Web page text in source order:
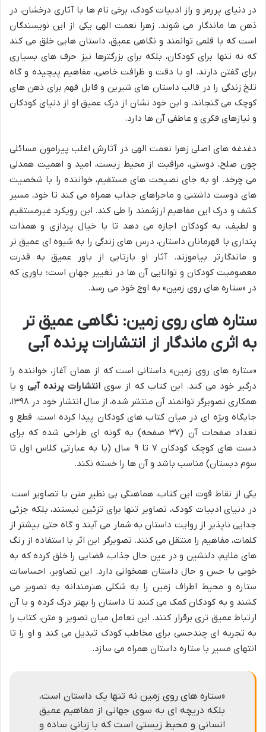
در دنیای پررمز و راز ادبیات کودک، برخی نام ها با آثاری درخشان، در
ذهن ها ماندگار می شوند. زهرا نعمت الهی یکی از این نویسندگان
است که با قلمی توانمند و نگاهی عمیق، داستان هایی خلق می کند
که نه تنها برای کودکان، بلکه برای بزرگترها نیز حرف های بسیاری
برای گفتن دارند. او با دقت و ظرافت خاصی، مفاهیم پیچیده و گاه
تلخ زندگی را در قالب داستان های شیرین و قابل فهم برای ذهن های
کوچک می گنجاند، و این خود نشان از درک عمیق او از دنیای کودکان
و نیازهای فکری و عاطفی آن ها دارد.
دغدغه های اصلی زهرا نعمت الهی در آثارش اغلب پیرامون مسائلی
چون صلح، دوستی، مراقبت از محیط زیست، امید و اهمیت همدلی
می چرخد. او به جای نصیحت های مستقیم، خواننده را با شخصیت
های دوست داشتنی و ماجراهای جذاب همراه می کند تا خود، مسیر
کشف و درک این مفاهیم ارزشمند را طی کند. این رویکرد غیرمستقیم
و لطیف، به کودکان اجازه می دهد تا با خیال پردازی و همذات
پنداری با قهرمانان داستان، درس های زندگی را به شیوه ای عمیق تر
و ماندگارتر بیاموزند. آثار او بازتابی از باور عمیق به قدرت
معصومیت کودکان و توانایی آن ها در تغییر جهان است؛ باوری که
در «ستاره های روی زمین» به اوج خود می رسد.
ستاره های روی زمین: نگاهی عمیق تر
به اثری ماندگار از انتشارات پرنده آبی
«ستاره های روی زمین» داستانی است که از همان آغاز، خواننده را
درگیر خود می کند. این کتاب که از سوی انتشارات پرنده آبیو با
همکاری تصویرگر توانمند آن منتشر شده، از سال انتشار خود در ۱۳۹۸،
جایگاه ویژه ای در میان کتاب های کودکان پیدا کرده است. قطع و
تعداد صفحات آن (۳۷ صفحه) به گونه ای طراحی شده که برای
دست های کوچک کودکان ۷ تا ۹ سال (یا به عبارتی کلاس اول تا
سوم دبستان) مناسب باشد و آن ها را خسته نکند.
یکی از نقاط قوت این کتاب، هماهنگی بی نظیر متن با تصاویر است.
در دنیای ادبیات کودک، تصاویر تنها برای تزئین نیستند، بلکه جزئی
جدایی ناپذیر از روایت داستان به شمار می آیند و گاه حتی بیشتر از
کلمات، مفاهیم را منتقل می کنند. تصویرگر این اثر با استفاده از رنگ
های ملایم، دلنشین و در عین حال جذاب، فضایی را خلق کرده که به
خوبی با حس و حال داستان همخوانی دارد. این تصاویر، احساسات
ستاره و محیط اطراف زمین را به شکلی هنرمندانه به تصویر می
کشند و به کودکان کمک می کنند تا داستان را بهتر درک کرده و با آن
ارتباط عمیق تری برقرار کنند. این تعامل میان تصویر و متن، کتاب را
به تجربه ای چندحسی برای مخاطب کودک تبدیل می کند و او را تا
انتهای مسیر با ستاره داستان همراه می سازد.
«ستاره های روی زمین نه تنها یک داستان است،
بلکه دریچه ای به سوی جهانی از مفاهیم عمیق
انسانی و محیط زیستی است که با زبانی ساده و